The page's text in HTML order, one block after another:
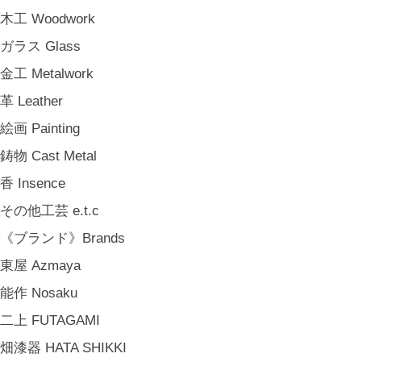
木工 Woodwork
ガラス Glass
金工 Metalwork
革 Leather
絵画 Painting
鋳物 Cast Metal
香 Insence
その他工芸 e.t.c
《ブランド》Brands
東屋 Azmaya
能作 Nosaku
二上 FUTAGAMI
畑漆器 HATA SHIKKI
山岸紗綾 Saya Yamagishi
大清水裕史 Hiroshi Ohizumi